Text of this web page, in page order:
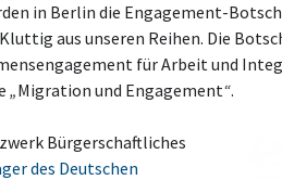
in Berlin die Engagement-
aus unseren Reihen. Die
für Arbeit und
„Migration und Engagement“.
Bürgerschaftliches
des Deutschen